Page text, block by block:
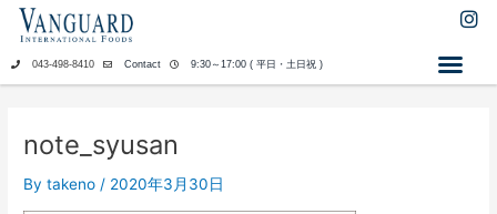
ス
I
043-498-8410 Contact 9:30～17:00 ( 平日・土日祝 )
note_syusan
Bytakeno / 2020年3月30日